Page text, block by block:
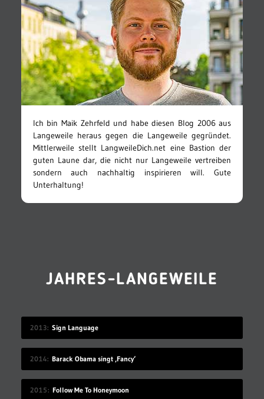
Ich bin Maik Zehrfeld und habe diesen Blog 2006 aus
Langeweile heraus gegen die Langeweile gegründet.
Mittlerweile stellt LangweileDich.net eine Bastion der
guten Laune dar, die nicht nur Langeweile vertreiben
sondern auch nachhaltig inspirieren will. Gute
Unterhaltung!
JAHRES-LANGEWEILE
2013 Sign Language
2014 Barack Obama singt ‚Fancy‘
2015 Follow Me To Honeymoon